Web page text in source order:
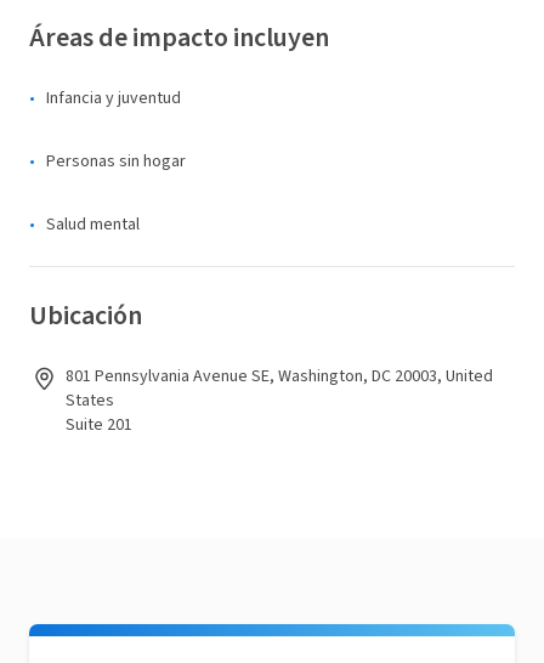
Áreas de impacto incluyen
Infancia y juventud
Personas sin hogar
Salud mental
Ubicación
801 Pennsylvania Avenue SE, Washington, DC 20003, United
States
Suite 201